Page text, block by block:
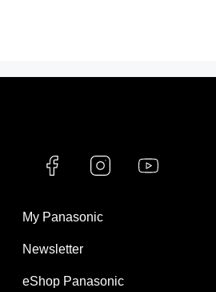
My Panasonic
Newsletter
eShop Panasonic